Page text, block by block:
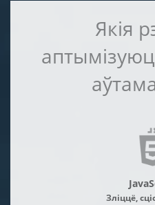
Якія
Зліццё,